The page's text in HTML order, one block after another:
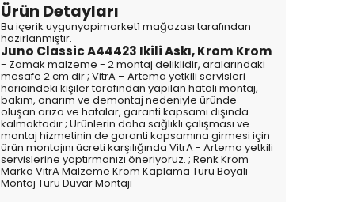
Ürün Detayları
Bu içerik uygunyapimarket1 mağazası tarafından
hazırlanmıştır.
Juno Classic A44423 Ikili Askı, Krom Krom
- Zamak malzeme - 2 montaj deliklidir, aralarındaki
mesafe 2 cm dir ; VitrA – Artema yetkili servisleri
haricindeki kişiler tarafından yapılan hatalı montaj,
bakım, onarım ve demontaj nedeniyle üründe
oluşan arıza ve hatalar, garanti kapsamı dışında
kalmaktadır ; Ürünlerin daha sağlıklı çalışması ve
montaj hizmetinin de garanti kapsamına girmesi için
ürün montajını ücreti karşılığında VitrA - Artema yetkili
servislerine yaptırmanızı öneriyoruz. ; Renk Krom
Marka VitrA Malzeme Krom Kaplama Türü Boyalı
Montaj Türü Duvar Montajı